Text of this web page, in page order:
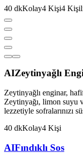
40 dkKolay4 Kişi4
AIZeytinyağlı
Zeytinyağlı enginar,
Zeytinyağı, limon suyu
lezzetiyle sofralarınızı
40 dkKolay4 Kişi
AIFındıklı Sos